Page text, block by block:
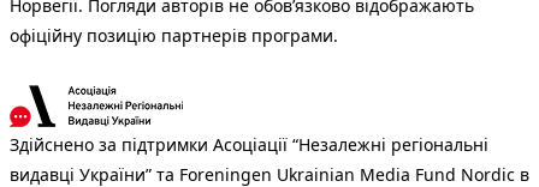
Норвегії. Погляди авторів не обов’язково відображають
офіційну позицію партнерів програми.
Здійснено за підтримки Асоціації “Незалежні регіональні
видавці України” та Foreningen Ukrainian Media Fund Nordic в